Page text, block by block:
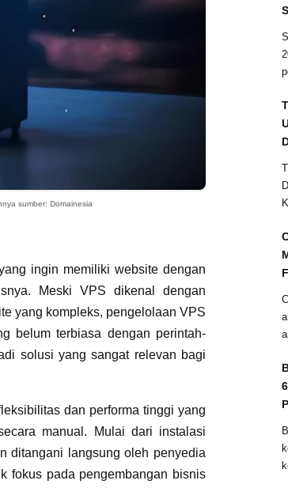
sumber: Domainesia
ingin memiliki website dengan
Meski VPS dikenal dengan
yang kompleks, pengelolaan VPS
belum terbiasa dengan perintah-
solusi yang sangat relevan bagi
dan performa tinggi yang
manual. Mulai dari instalasi
ditangani langsung oleh penyedia
fokus pada pengembangan bisnis